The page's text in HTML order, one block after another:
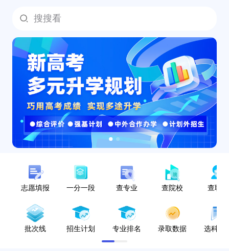
搜搜看
志愿填报 一分一段 查专业 查院校 查职业
批次线 招生计划 专业排名 录取数据 选科指